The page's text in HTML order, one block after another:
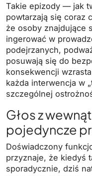
Takie epizody — jak
powtarzają się coraz
że osoby znajdujące
ingerować w
podejrzanych,
posuwają się do
konsekwencji
każda interwencja w
szczególnej
Głos z
pojedyncze
Doświadczony
przyznaje, że kiedyś
sporadycznie, dziś